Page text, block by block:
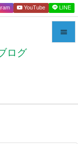
ログ

YouTube LINE